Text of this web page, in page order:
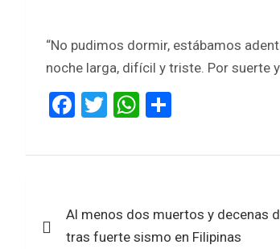
“No pudimos dormir, estábamos
noche larga, difícil y triste. Por suerte
F
ce
o
o
T
tt
W
at
A
p
ar
de
Al menos dos muertos y decenas
tras fuerte sismo en Filipinas